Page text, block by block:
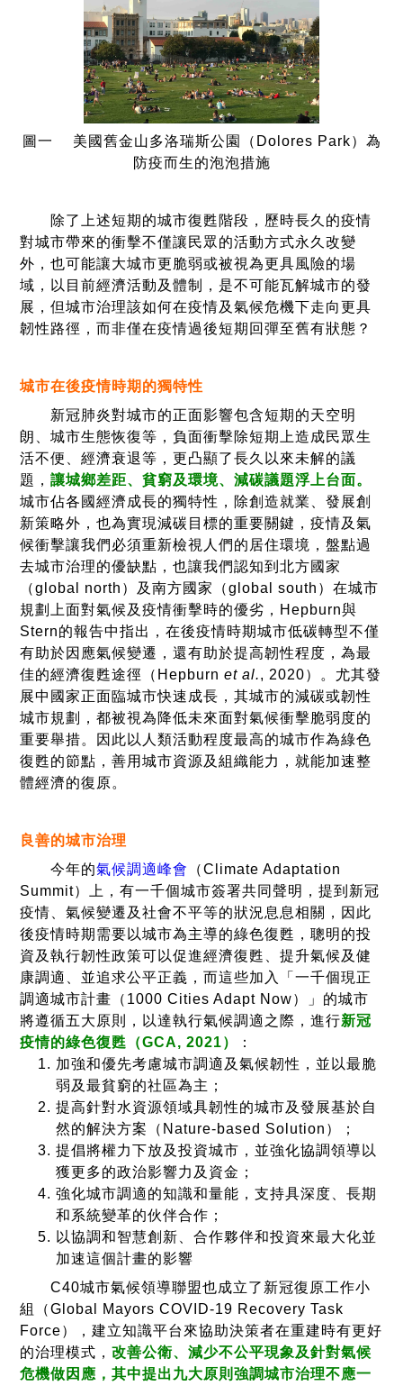
圖一 美國舊金山多洛瑞斯公園（Dolores Park）為
防疫而生的泡泡措施
除了上述短期的城市復甦階段，歷時長久的疫情
對城市帶來的衝擊不僅讓民眾的活動方式永久改變
外，也可能讓大城市更脆弱或被視為更具風險的場
域，以目前經濟活動及體制，是不可能瓦解城市的發
展，但城市治理該如何在疫情及氣候危機下走向更具
韌性路徑，而非僅在疫情過後短期回彈至舊有狀態？
城市在後疫情時期的獨特性
新冠肺炎對城市的正面影響包含短期的天空明
朗、城市生態恢復等，負面衝擊除短期上造成民眾生
活不便、經濟衰退等，更凸顯了長久以來未解的議
題，讓城鄉差距、貧窮及環境、減碳議題浮上台面。
城市佔各國經濟成長的獨特性，除創造就業、發展創
新策略外，也為實現減碳目標的重要關鍵，疫情及氣
候衝擊讓我們必須重新檢視人們的居住環境，盤點過
去城市治理的優缺點，也讓我們認知到北方國家
（global north）及南方國家（global south）在城市
規劃上面對氣候及疫情衝擊時的優劣，Hepburn與
Stern的報告中指出，在後疫情時期城市低碳轉型不僅
有助於因應氣候變遷，還有助於提高韌性程度，為最
佳的經濟復甦途徑（Hepburn et al., 2020）。尤其發
展中國家正面臨城市快速成長，其城市的減碳或韌性
城市規劃，都被視為降低未來面對氣候衝擊脆弱度的
重要舉措。因此以人類活動程度最高的城市作為綠色
復甦的節點，善用城市資源及組織能力，就能加速整
體經濟的復原。
良善的城市治理
今年的氣候調適峰會
（Climate Adaptation
Summit）上，有一千個城市簽署共同聲明，提到新冠
疫情、氣候變遷及社會不平等的狀況息息相關，因此
後疫情時期需要以城市為主導的綠色復甦，聰明的投
資及執行韌性政策可以促進經濟復甦、提升氣候及健
康調適、並追求公平正義，而這些加入「一千個現正
調適城市計畫（1000 Cities Adapt Now）」的城市
將遵循五大原則，以達執行氣候調適之際，進行新冠
疫情的綠色復甦（GCA, 2021）
：
加強和優先考慮城市調適及氣候韌性，並以最脆
弱及最貧窮的社區為主；
提高針對水資源領域具韌性的城市及發展基於自
然的解決方案（Nature-based Solution）；
提倡將權力下放及投資城市，並強化協調領導以
獲更多的政治影響力及資金；
強化城市調適的知識和量能，支持具深度、長期
和系統變革的伙伴合作；
以協調和智慧創新、合作夥伴和投資來最大化並
加速這個計畫的影響
C40城市氣候領導聯盟也成立了新冠復原工作小
組（Global Mayors COVID-19 Recovery Task
Force），建立知識平台來協助決策者在重建時有更好
的治理模式，改善公衛、減少不公平現象及針對氣候
危機做因應，其中提出九大原則強調城市治理不應一